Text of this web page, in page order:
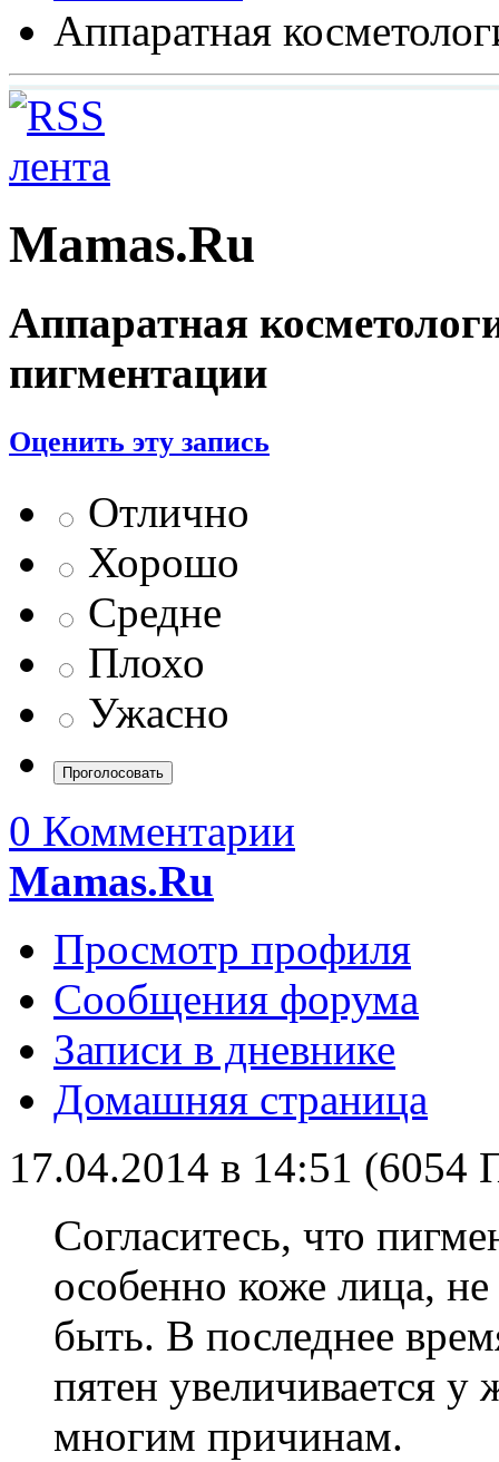
Аппаратная
Mamas.Ru
Аппаратная
пигментации
Оценить эту запись
Отлично
Хорошо
Средне
Плохо
Ужасно
0 Комментарии
Mamas.Ru
Просмотр профиля
Сообщения форума
Записи в дневнике
Домашняя страница
17.04.2014 в 14:51 (6054
Согласитесь, что
особенно коже лица,
быть. В последнее
пятен увеличивается
многим причинам.